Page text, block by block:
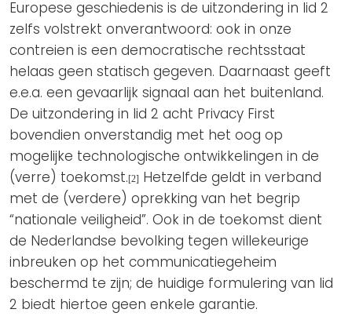
Europese geschiedenis is de uitzondering in lid 2
zelfs volstrekt onverantwoord: ook in onze
contreien is een democratische rechtsstaat
helaas geen statisch gegeven. Daarnaast geeft
e.e.a. een gevaarlijk signaal aan het buitenland.
De uitzondering in lid 2 acht Privacy First
bovendien onverstandig met het oog op
mogelijke technologische ontwikkelingen in de
(verre) toekomst.[2] Hetzelfde geldt in verband
met de (verdere) oprekking van het begrip
“nationale veiligheid”. Ook in de toekomst dient
de Nederlandse bevolking tegen willekeurige
inbreuken op het communicatiegeheim
beschermd te zijn; de huidige formulering van lid
2 biedt hiertoe geen enkele garantie.